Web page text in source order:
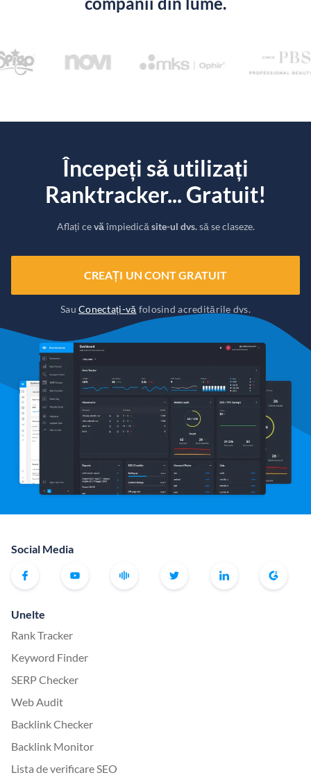
Începeți să utilizați
Ranktracker... Gratuit!
Aflați cevăîmpiedică site-ul dvs.să se claseze.
CREAȚI UN CONT GRATUIT
SauConectați-vă folosind acreditările dvs.
Social Media
Unelte
Rank Tracker
Keyword Finder
SERP Checker
Web Audit
Backlink Checker
Backlink Monitor
Lista de verificare SEO